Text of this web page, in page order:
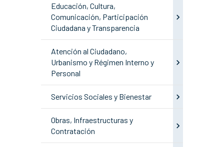
Educación, Cultura,
Comunicación, Participación
Ciudadana y Transparencia
Atención al Ciudadano,
Urbanismo y Régimen Interno y
Personal
Servicios Sociales y Bienestar
Obras, Infraestructuras y
Contratación